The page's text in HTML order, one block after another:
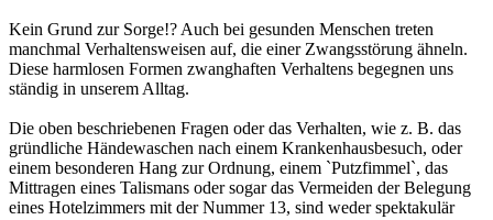
Kein Grund zur Sorge!? Auch bei gesunden Menschen treten
manchmal Verhaltensweisen auf, die einer Zwangsstörung ähneln.
Diese harmlosen Formen zwanghaften Verhaltens begegnen uns
ständig in unserem Alltag.
Die oben beschriebenen Fragen oder das Verhalten, wie z. B. das
gründliche Händewaschen nach einem Krankenhausbesuch, oder
einem besonderen Hang zur Ordnung, einem `Putzfimmel`, das
Mittragen eines Talismans oder sogar das Vermeiden der Belegung
eines Hotelzimmers mit der Nummer 13, sind weder spektakulär